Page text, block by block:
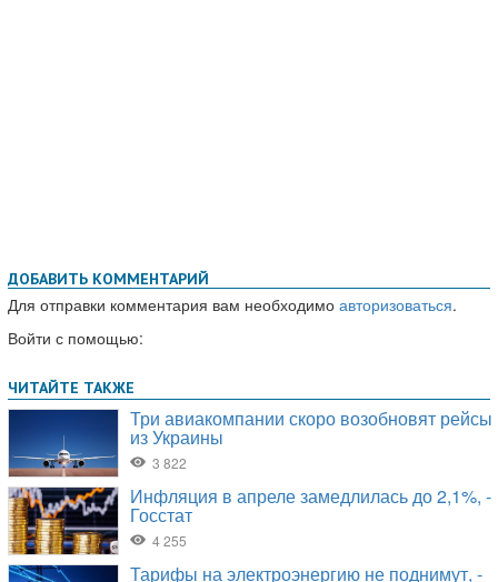
ДОБАВИТЬ КОММЕНТАРИЙ
Для отправки комментария вам необходимо авторизоваться.
Войти с помощью: